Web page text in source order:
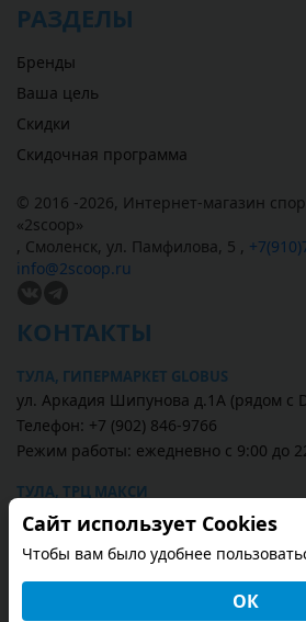
РАЗДЕЛЫ
Бренды
Ваша цель
Скидки
Скидочная программа
© 2016 -2026, Интернет-магазин
«2scoop»
, Смоленск, ул. Памфилова, 5 ,
info@2scoop.ru
КОНТАКТЫ
ТУЛА, ГИПЕРМАРКЕТ GLOBUS
ул. Аркадия Шипунова д.1А (рядом с
Телефон: +7 (902) 846-9766
Режим работы: ежедневно с 9:00 до
ТУЛА, ТРЦ МАКСИ
ул. Пролетарская, д. 2 (1 этаж, рядом
Телефон: +7 (4872) 587-567
Режим работы: ежедневно с 10:00 до
Сайт использует Cookies
Чтобы вам было удобнее
ОК